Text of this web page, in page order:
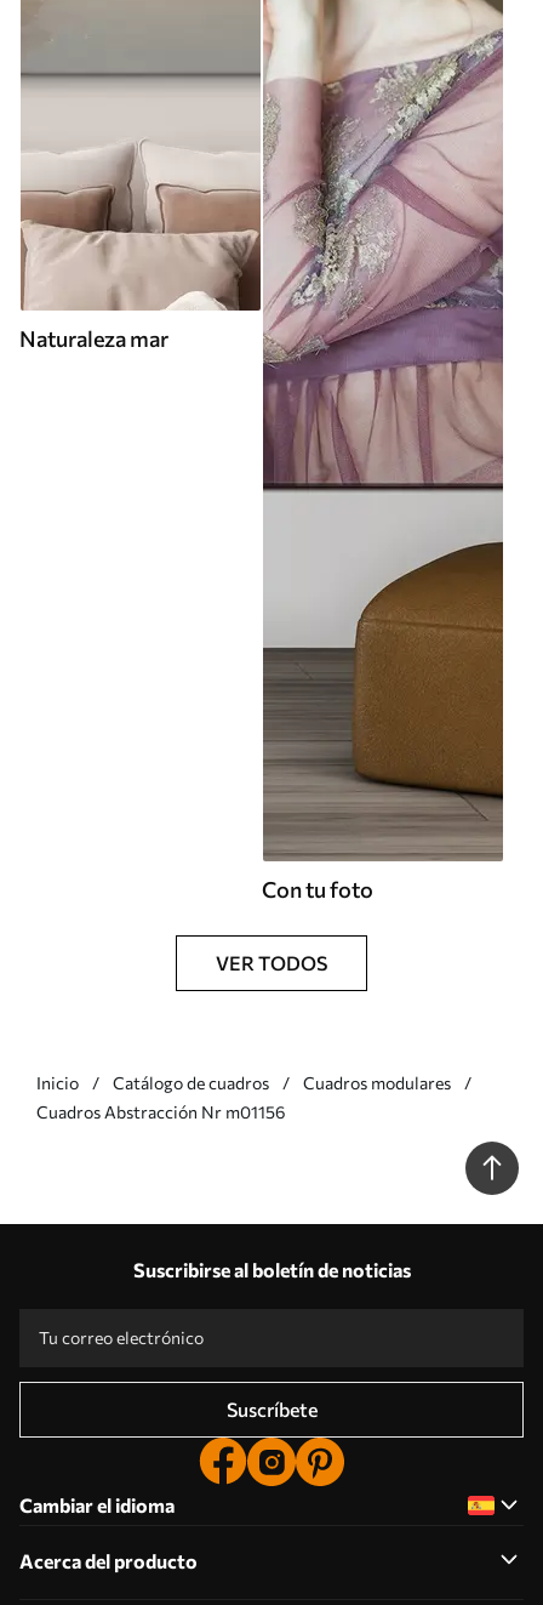
Naturaleza mar
Con tu foto
VER TODOS
Inicio Catálogo de cuadros
Cuadros modulares
Cuadros Abstracción Nr m01156
Suscribirse al boletín de noticias
Suscríbete
Cambiar el idioma
Acerca del producto